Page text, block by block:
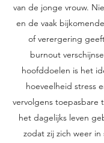
van de jonge vrouw.
en de vaak
of verergering
burnout
hoofddoelen is het
hoeveelheid stress
vervolgens toepasbare
het dagelijks leven
zodat zij zich weer